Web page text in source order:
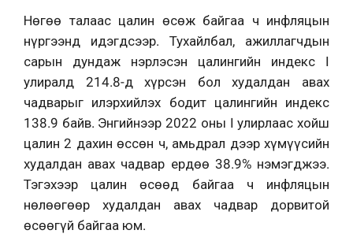
Нөгөө талаас цалин өсөж байгаа ч инфляцын
нүргээнд идэгдсээр. Тухайлбал, ажиллагчдын
сарын дундаж нэрлэсэн цалингийн индекс I
улиралд 214.8-д хүрсэн бол худалдан авах
чадварыг илэрхийлэх бодит цалингийн индекс
138.9 байв. Энгийнээр2022 оны I улирлаас хойш
цалин 2 дахин өссөн ч, амьдрал дээр хүмүүсийн
худалдан авах чадвар ердөө 38.9% нэмэгджээ.
Тэгэхээр цалин өсөөд байгаа ч инфляцын
нөлөөгөөр худалдан авах чадвар дорвитой
өсөөгүй байгаа юм.